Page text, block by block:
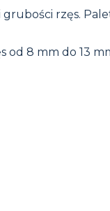
rzęs.
od 8 mm do 13